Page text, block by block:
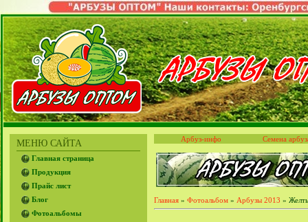
МЕНЮ САЙТА
Главная страница
Продукция
Прайс лист
Блог
Фотоальбомы
Арбуз-инфо Семена
Главная » Фотоальбом » Арбузы 2013 »